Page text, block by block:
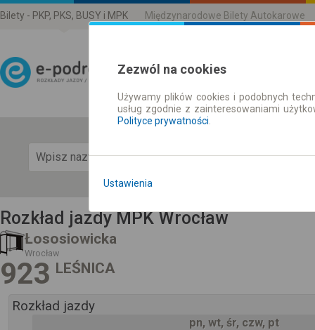
Bilety - PKP, PKS, BUSY i MPK Międzynarodowe Bilety Autokarowe
Rozkład Jazdy | Bilety
Rozkład jazdy MPK Wrocław
Łososiowicka
Wrocław
923 LEŚNICA
Rozkład jazdy
pn, wt, śr, czw, pt
Zezwól na cookies
Używamy plików cookies i podobnych
usług zgodnie z zainteresowaniami
Polityce prywatności
Ustawienia